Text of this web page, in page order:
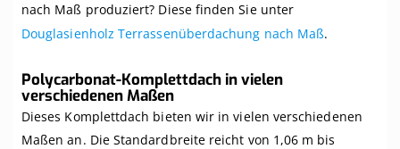
nach Maß produziert? Diese finden Sie unter
Douglasienholz Terrassenüberdachung nach Maß.
Polycarbonat-Komplettdach in vielen
verschiedenen Maßen
Dieses Komplettdach bieten wir in vielen verschiedenen
Maßen an. Die Standardbreite reicht von 1,06 m bis